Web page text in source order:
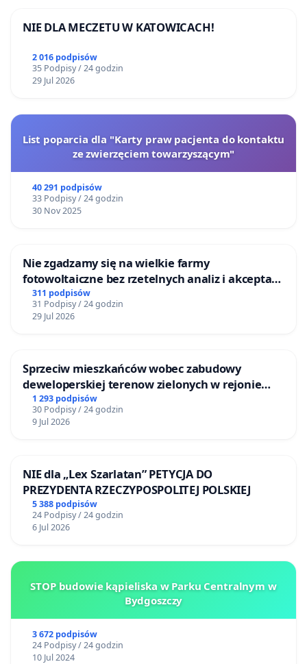
NIE DLA MECZETU W KATOWICACH!
2 016 podpisów
35 Podpisy / 24 godzin
29 Jul 2026
List poparcia dla "Karty praw pacjenta do kontaktu
ze zwierzęciem towarzyszącym"
40 291 podpisów
33 Podpisy / 24 godzin
30 Nov 2025
Nie zgadzamy się na wielkie farmy
fotowoltaiczne bez rzetelnych analiz i akceptacji
mieszkańców
311 podpisów
31 Podpisy / 24 godzin
29 Jul 2026
Sprzeciw mieszkańców wobec zabudowy
deweloperskiej terenow zielonych w rejonie
Bulwarów Straceńskich w Bielsku-Białej
1 293 podpisów
30 Podpisy / 24 godzin
9 Jul 2026
NIE dla „Lex Szarlatan” PETYCJA DO
PREZYDENTA RZECZYPOSPOLITEJ POLSKIEJ
5 388 podpisów
24 Podpisy / 24 godzin
6 Jul 2026
STOP budowie kąpieliska w Parku Centralnym w
Bydgoszczy
3 672 podpisów
24 Podpisy / 24 godzin
10 Jul 2024